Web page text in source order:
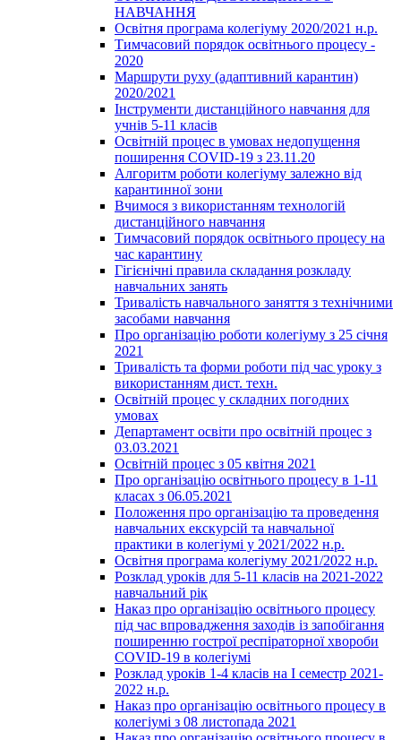
НАВЧАННЯ
Освітня програма колегіуму 2020/2021 н.р.
Тимчасовий порядок освітнього процесу -
2020
Маршрути руху (адаптивний карантин)
2020/2021
Інструменти дистанційного навчання для
учнів 5-11 класів
Освітній процес в умовах недопущення
поширення COVID-19 з 23.11.20
Алгоритм роботи колегіуму залежно від
карантинної зони
Вчимося з використанням технологій
дистанційного навчання
Тимчасовий порядок освітнього процесу на
час карантину
Гігієнічні правила складання розкладу
навчальних занять
Тривалість навчального заняття з технічними
засобами навчання
Про організацію роботи колегіуму з 25 січня
2021
Тривалість та форми роботи під час уроку з
використанням дист. техн.
Освітній процес у складних погодних
умовах
Департамент освіти про освітній процес з
03.03.2021
Освітній процес з 05 квітня 2021
Про організацію освітнього процесу в 1-11
класах з 06.05.2021
Положення про організацію та проведення
навчальних екскурсій та навчальної
практики в колегіумі у 2021/2022 н.р.
Освітня програма колегіуму 2021/2022 н.р.
Розклад уроків для 5-11 класів на 2021-2022
навчальний рік
Наказ про організацію освітнього процесу
під час впровадження заходів із запобігання
поширенню гострої респіраторної хвороби
COVID-19 в колегіумі
Розклад уроків 1-4 класів на І семестр 2021-
2022 н.р.
Наказ про організацію освітнього процесу в
колегіумі з 08 листопада 2021